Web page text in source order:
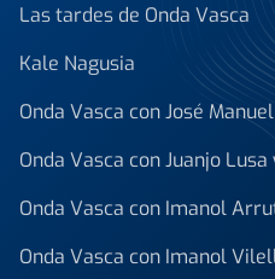
Las tardes de Onda Vasca
Kale Nagusia
Onda Vasca con José
Onda Vasca con Juanjo
Onda Vasca con Imanol
Onda Vasca con Imanol